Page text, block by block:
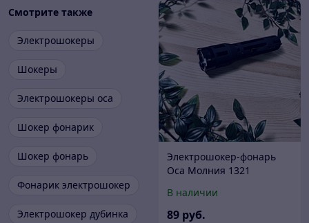
Смотрите также
Электрошокеры
Шокеры
Электрошокеры оса
Шокер фонарик
Шокер фонарь
Фонарик электрошокер
Электрошокер дубинка
Электрошокер-фонарь
Оса Молния 1321
В наличии
89 руб.